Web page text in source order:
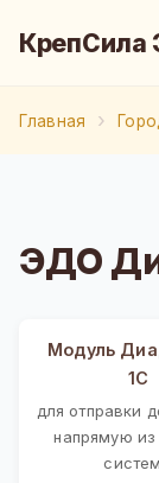
Главная
ЭДО
Модуль
1С
для отправки
напрямую из